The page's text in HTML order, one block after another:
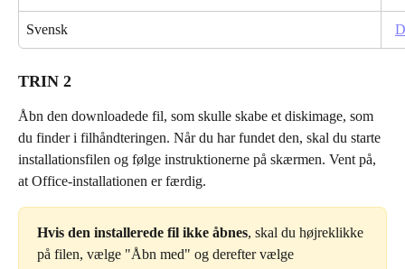
Svensk
TRIN 2
Åbn den downloadede fil, som skulle skabe et diskimage, som
du finder i filhåndteringen. Når du har fundet den, skal du starte
installationsfilen og følge instruktionerne på skærmen. Vent på,
at Office-installationen er færdig.
Hvis den installerede fil ikke åbnes, skal du højreklikke
på filen, vælge "Åbn med" og derefter vælge